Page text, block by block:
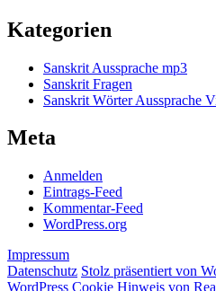
Kategorien
Sanskrit Aussprache mp3
Sanskrit Fragen
Sanskrit Wörter Aussprache
Meta
Anmelden
Eintrags-Feed
Kommentar-Feed
WordPress.org
Impressum
Datenschutz Stolz präsentiert von
WordPress Cookie Hinweis von